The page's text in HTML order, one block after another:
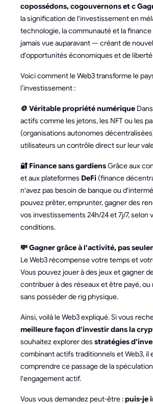
copossédons, cogouvernons et c
la signification de l'investissement en
technologie, la communauté et la
jamais vue auparavant — créant de
d'opportunités économiques et de
Voici comment le Web3 transforme le
l’investissement :
🪙 Véritable propriété numérique
actifs comme les jetons, les NFT ou les
(organisations autonomes
utilisateurs un contrôle direct sur leur
🔐 Finance sans gardiensGrâce aux
et aux plateformes DeFi (finance
n'avez pas besoin de banque ou
pouvez prêter, emprunter, gagner des
vos investissements 24h/24 et 7j/7, selon
conditions.
💸 Gagner grâce à l'activité, pas
Le Web3 récompense votre temps et
Vous pouvez jouer à des jeux et gagner
contribuer à des réseaux et être payé, ou
sans posséder de rig physique.
Ainsi, voilà le Web3 expliqué. Si vous
meilleure façon d'investir dans la
souhaitez explorer des stratégies
combinant actifs traditionnels et Web3, il
comprendre ce passage de la
l'engagement actif.
Vous vous demandez peut-être :puis-je